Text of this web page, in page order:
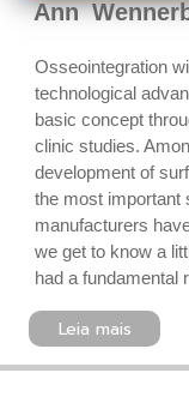
Ann
Osseointegration
technological
basic concept
clinic studies.
development of
the most important
manufacturers
we get to know a
had a fundamental
Leia mais